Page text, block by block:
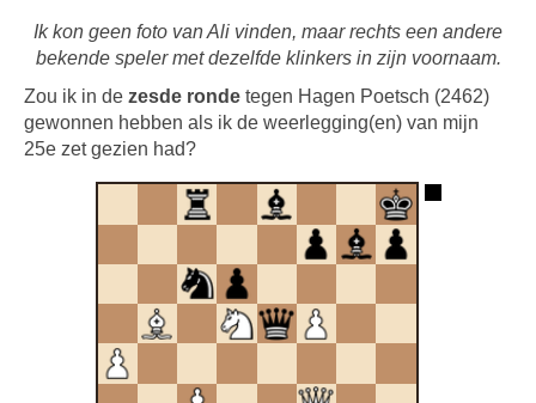
Ik kon geen foto van Ali vinden, maar rechts een andere
bekende speler met dezelfde klinkers in zijn voornaam.
Zou ik in de zesde ronde tegen Hagen Poetsch (2462)
gewonnen hebben als ik de weerlegging(en) van mijn
25e zet gezien had?